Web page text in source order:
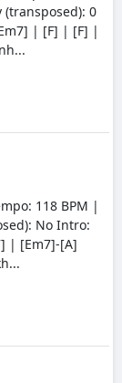
(transposed): 0
| [F] | [F] |
118 BPM |
No Intro:
| [Em7]-[A]